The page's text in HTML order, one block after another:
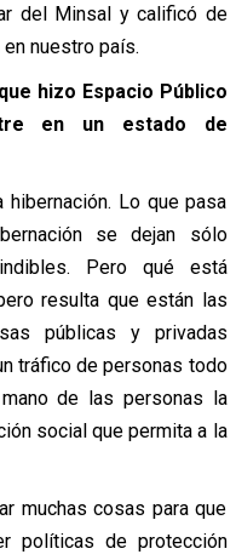
del Minsal y calificó de
en nuestro país.
hizo Espacio Público
en un estado de
hibernación. Lo que pasa
se dejan sólo
Pero qué está
resulta que están las
públicas y privadas
tráfico de personas todo
de las personas la
social que permita a la
muchas cosas para que
políticas de protección